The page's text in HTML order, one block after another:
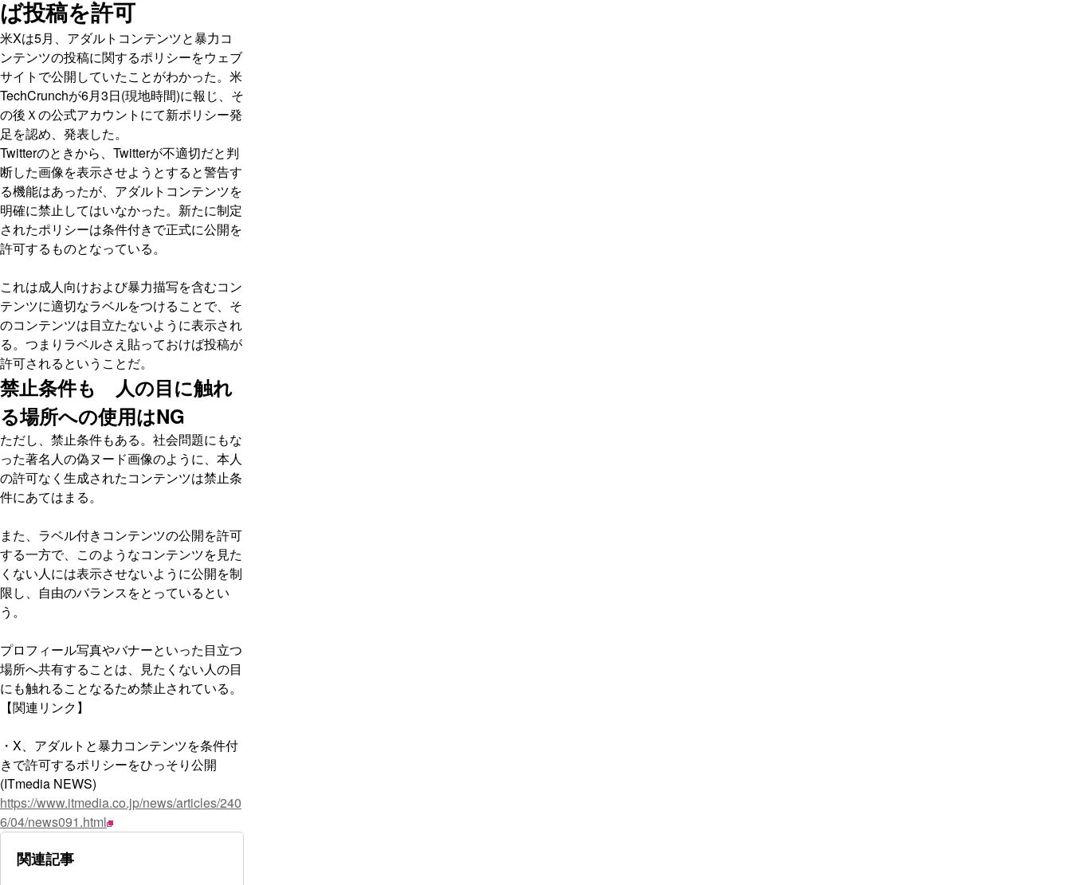
ば投稿を許可
米Xは5月、アダルトコンテンツと暴力コ
ンテンツの投稿に関するポリシーをウェブ
サイトで公開していたことがわかった。米
TechCrunchが6月3日(現地時間)に報じ、そ
の後Ｘの公式アカウントにて新ポリシー発
足を認め、発表した。
Twitterのときから、Twitterが不適切だと判
断した画像を表示させようとすると警告す
る機能はあったが、アダルトコンテンツを
明確に禁止してはいなかった。新たに制定
されたポリシーは条件付きで正式に公開を
許可するものとなっている。
これは成人向けおよび暴力描写を含むコン
テンツに適切なラベルをつけることで、そ
のコンテンツは目立たないように表示され
る。つまりラベルさえ貼っておけば投稿が
許可されるということだ。
禁止条件も 人の目に触れ
る場所への使用はNG
ただし、禁止条件もある。社会問題にもな
った著名人の偽ヌード画像のように、本人
の許可なく生成されたコンテンツは禁止条
件にあてはまる。
また、ラベル付きコンテンツの公開を許可
する一方で、このようなコンテンツを見た
くない人には表示させないように公開を制
限し、自由のバランスをとっているとい
う。
プロフィール写真やバナーといった目立つ
場所へ共有することは、見たくない人の目
にも触れることなるため禁止されている。
【関連リンク】
・X、アダルトと暴力コンテンツを条件付
きで許可するポリシーをひっそり公開
(ITmedia NEWS)
https://www.itmedia.co.jp/news/articles/240
6/04/news091.html
関連記事